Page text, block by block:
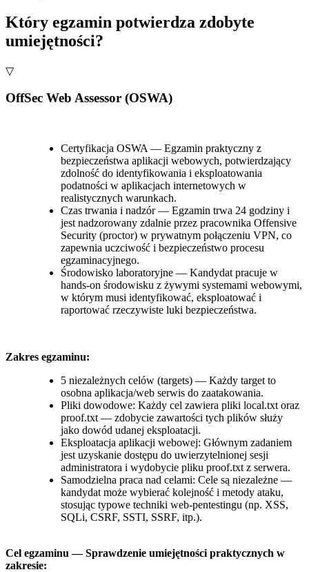
Który egzamin potwierdza zdobyte
umiejętności?
▽
OffSec Web Assessor (OSWA)
Certyfikacja OSWA — Egzamin praktyczny z
bezpieczeństwa aplikacji webowych, potwierdzający
zdolność do identyfikowania i eksploatowania
podatności w aplikacjach internetowych w
realistycznych warunkach.
Czas trwania i nadzór — Egzamin trwa 24 godziny i
jest nadzorowany zdalnie przez pracownika Offensive
Security (proctor) w prywatnym połączeniu VPN, co
zapewnia uczciwość i bezpieczeństwo procesu
egzaminacyjnego.
Środowisko laboratoryjne — Kandydat pracuje w
hands‑on środowisku z żywymi systemami webowymi,
w którym musi identyfikować, eksploatować i
raportować rzeczywiste luki bezpieczeństwa.
Zakres egzaminu:
5 niezależnych celów (targets) — Każdy target to
osobna aplikacja/web serwis do zaatakowania.
Pliki dowodowe: Każdy cel zawiera pliki local.txt oraz
proof.txt — zdobycie zawartości tych plików służy
jako dowód udanej eksploatacji.
Eksploatacja aplikacji webowej: Głównym zadaniem
jest uzyskanie dostępu do uwierzytelnionej sesji
administratora i wydobycie pliku proof.txt z serwera.
Samodzielna praca nad celami: Cele są niezależne —
kandydat może wybierać kolejność i metody ataku,
stosując typowe techniki web‑pentestingu (np. XSS,
SQLi, CSRF, SSTI, SSRF, itp.).
Cel egzaminu — Sprawdzenie umiejętności praktycznych w
zakresie: